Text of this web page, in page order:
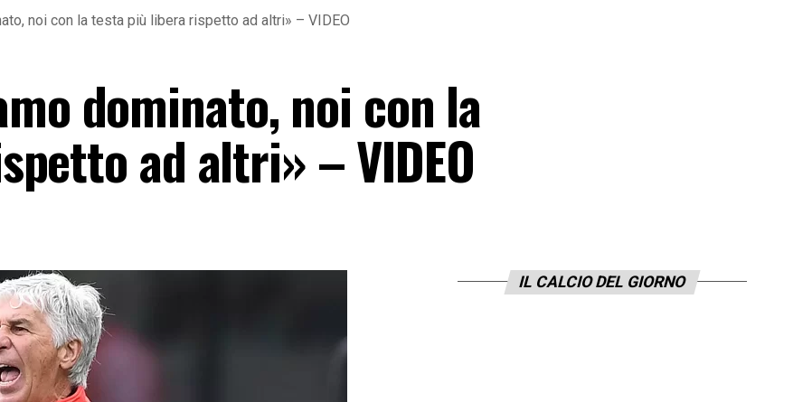
noi con la testa più libera rispetto ad altri» – VIDEO
dominato, noi con la
ad altri» – VIDEO
IL CALCIO DEL GIORNO